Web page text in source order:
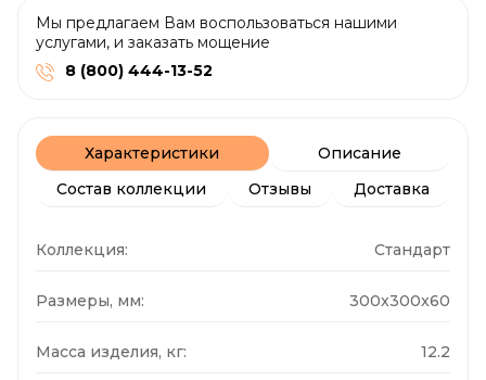
Мы предлагаем Вам воспользоваться нашими
услугами, и заказать мощение
8 (800) 444-13-52
Характеристики
Описание
Состав коллекции
Отзывы Доставка
Коллекция: Стандарт
Размеры, мм: 300x300x60
Масса изделия, кг: 12.2